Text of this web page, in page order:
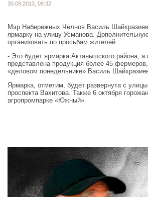
30.09.2013, 09:32
Мэр Набережных Челнов Василь
ярмарку на улицу Усманова.
организовать по просьбам жителей.
- Это будет ярмарка Актанышского района, а
представлена продукция более 45
«деловом понедельнике» Василь
Ярмарка, отметим, будет развернута с
проспекта Вахитова. Также 6 октября
агропромпарке «Южный».